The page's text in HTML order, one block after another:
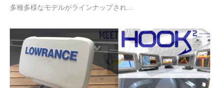
多種多様なモデルがラインナップされ…